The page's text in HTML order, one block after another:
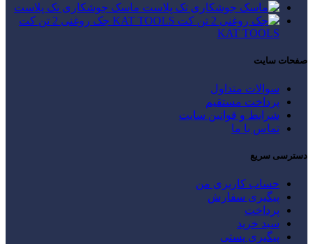
ماسک جوشکاری تک پلاست
جک روغنی 2 تن کت
KAT TOOLS
صفحات سایت
سوالات متداول
پرداخت مستقیم
شرایط و قوانین سایت
تماس با ما
دسترسی سریع
حساب کاربری من
پیگیری سفارش
پرداخت
سبد خرید
پیگیری پستی